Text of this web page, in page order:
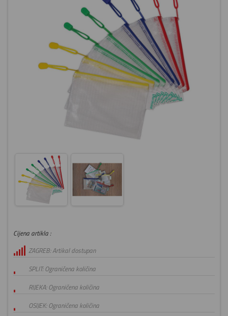
Cijena artikla :
ZAGREB: Artikal dostupan
SPLIT: Ograničena količina
RIJEKA: Ograničena količina
OSIJEK: Ograničena količina